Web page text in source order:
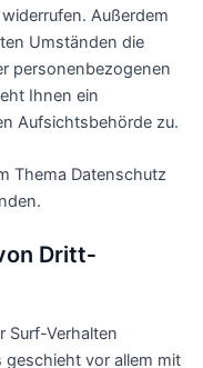
Außerdem
Umständen die
personenbezogenen
Ihnen ein
Aufsichtsbehörde zu.
Thema Datenschutz
Dritt­
Surf-Verhalten
vor allem mit